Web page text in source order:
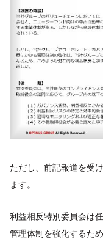
ただし、前記報道を受
ます。
利益相反特別委員会は
管理体制を強化するた